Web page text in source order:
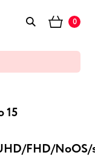
0
15
FHD/NoOS/